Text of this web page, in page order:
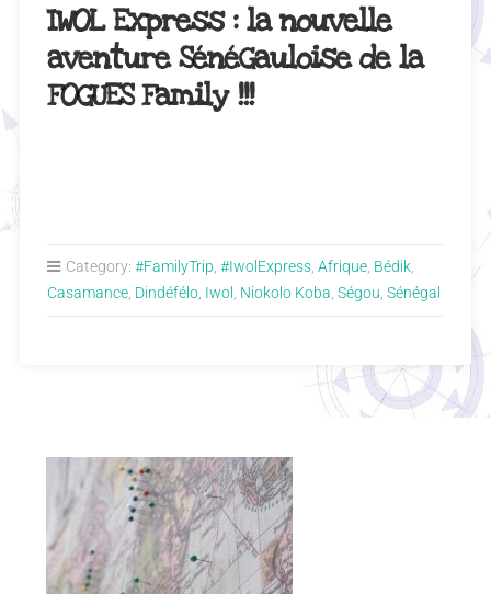
IWOL Express : la nouvelle
aventure SénéGauloise de la
FOGUES Family !!!
Category: #FamilyTrip, #IwolExpress, Afrique, Bédik,
Casamance, Dindéfélo, Iwol , Niokolo Koba, Ségou, Sénégal